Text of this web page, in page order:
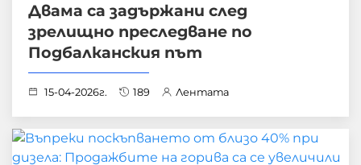
Двама са задържани след
зрелищно преследване по
Подбалканския път
15-04-2026г. 189 Лентата